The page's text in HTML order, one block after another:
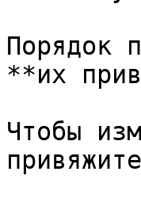
Порядок
**их
Чтобы